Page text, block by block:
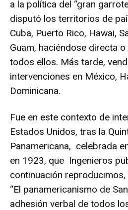
a la política del “gran
disputó los territorios de
Cuba, Puerto Rico, Hawai,
Guam, haciéndose directa
todos ellos. Más tarde,
intervenciones en México,
Dominicana.
Fue en este contexto de
Estados Unidos, tras la
Panamericana, celebrada
en 1923, que Ingenieros
continuación reproducimos,
“El panamericanismo de
adhesión verbal de todos